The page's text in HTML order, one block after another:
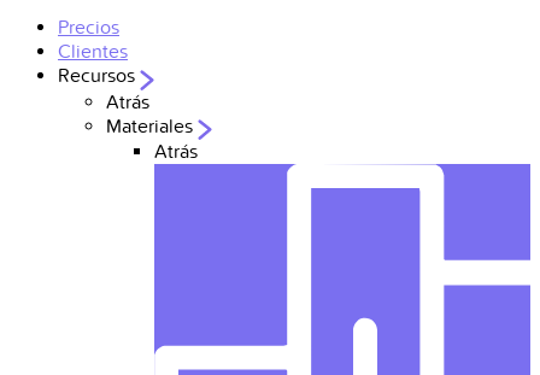
Precios
Clientes
Recursos
Atrás
Materiales
Atrás